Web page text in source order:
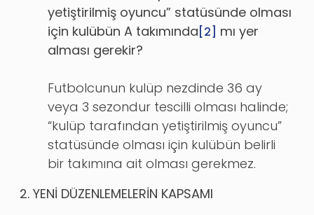
yetiştirilmiş oyuncu” statüsünde olması
için kulübün A takımında [2] mı yer
alması gerekir?
Futbolcunun kulüp nezdinde 36 ay
veya 3 sezondur tescilli olması halinde;
“kulüp tarafından yetiştirilmiş oyuncu”
statüsünde olması için kulübün belirli
bir takımına ait olması gerekmez.
2. YENİ DÜZENLEMELERİN KAPSAMI